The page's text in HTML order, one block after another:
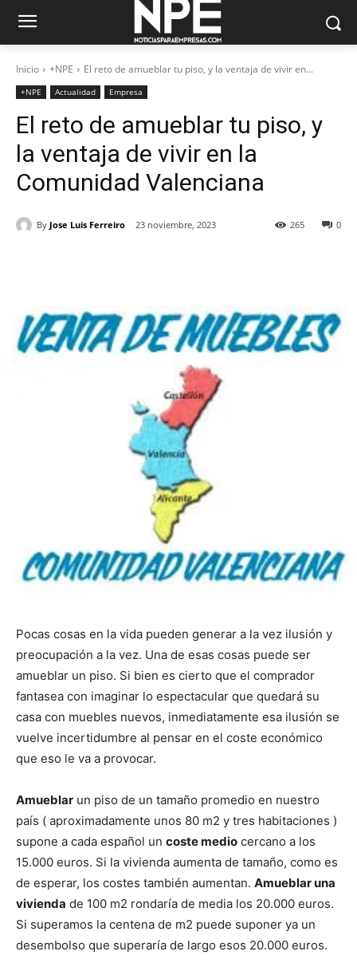
Inicio +NPE El reto de amueblar tu piso, y la ventaja de vivir en...
+NPE Actualidad Empresa
El reto de amueblar tu piso, y
la ventaja de vivir en la
Comunidad Valenciana
By Jose Luis Ferreiro 23 noviembre, 2023 0
265
Pocas cosas en la vida pueden generar a la vez ilusión y
preocupación a la vez. Una de esas cosas puede ser
amueblar un piso. Si bien es cierto que el comprador
fantasea con imaginar lo espectacular que quedará su
casa con muebles nuevos, inmediatamente esa ilusión se
vuelve incertidumbre al pensar en el coste económico
que eso le va a provocar.
Amueblar un piso de un tamaño promedio en nuestro
país ( aproximadamente unos 80 m2 y tres habitaciones )
supone a cada español un coste medio cercano a los
15.000 euros. Si la vivienda aumenta de tamaño, como es
de esperar, los costes también aumentan. Amueblar una
vivienda de 100 m2 rondaría de media los 20.000 euros.
Si superamos la centena de m2 puede suponer ya un
desembolso que superaría de largo esos 20.000 euros.